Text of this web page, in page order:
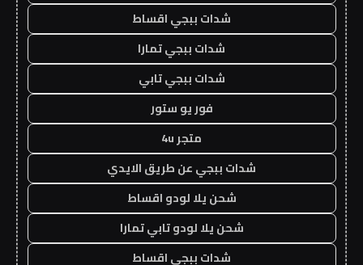
شدات ببجي اقساط
شدات ببجي تمارا
شدات ببجي تابي
فور يو ستور
متجر 4u
شدات ببجي عن طريق الايدي
شحن يلا لودو اقساط
شحن يلا لودو تابي تمارا
شدات ببجي اقساط